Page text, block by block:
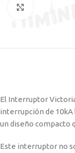
El Interruptor
interrupción de
un diseño compacto
Este interruptor no